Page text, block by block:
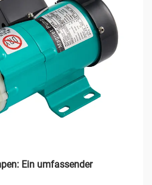
Ein umfassender